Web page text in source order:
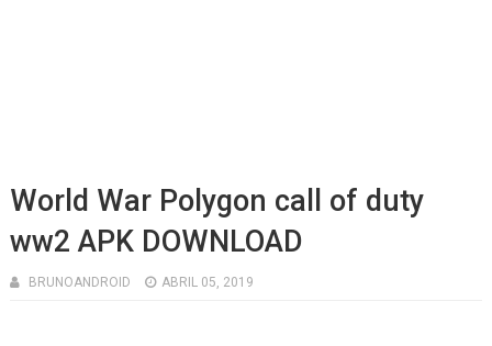
World War Polygon call of duty
ww2 APK DOWNLOAD
BRUNOANDROID ABRIL 05, 2019